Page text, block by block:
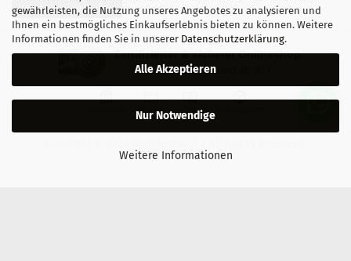
gewährleisten, die Nutzung unseres Angebotes zu analysieren und
Ihnen ein bestmögliches Einkaufserlebnis bieten zu können. Weitere
Informationen finden Sie in unserer Datenschutzerklärung.
Alle Akzeptieren
Nur Notwendige
Weitere Informationen
Vertrag widerrufen
Zertifizierter & sicherer Onlineshop
Kostenloser Versand ab 30 €